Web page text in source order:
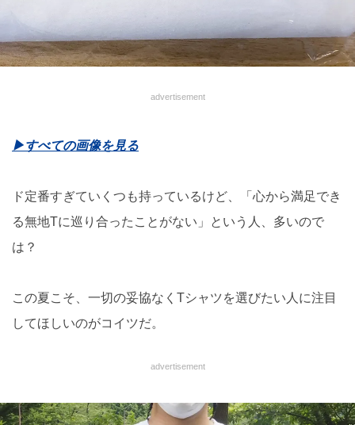
advertisement
▶︎すべての画像を見る
ド定番すぎていくつも持っているけど、「心から満足でき
る無地Tに巡り合ったことがない」という人、多いので
は？
この夏こそ、一切の妥協なくTシャツを選びたい人に注目
してほしいのがコイツだ。
advertisement